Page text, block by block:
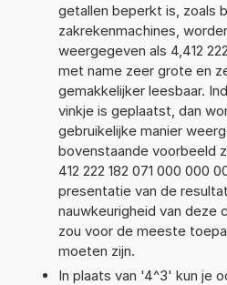
getallen beperkt is, zoals
zakrekenmachines,
weergegeven als 4,412
met name zeer grote en
gemakkelijker leesbaar.
vinkje is geplaatst, dan
gebruikelijke manier
bovenstaande voorbeeld
412 222 182 071 000 000
presentatie van de
nauwkeurigheid van deze
zou voor de meeste
moeten zijn.
In plaats van '4^3' kun je